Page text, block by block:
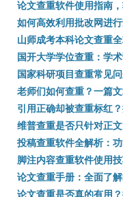
论文查重软件使用指南
如何高效利用批改网进
山师成考本科论文查重
国开大学学位查重：学
国家科研项目查重常见
老师们如何查重？一篇
引用正确却被查重标红
维普查重是否只针对正
投稿查重软件全解析：
脚注内容查重软件使用
论文查重手册：全面了
论文查重是否真的有用